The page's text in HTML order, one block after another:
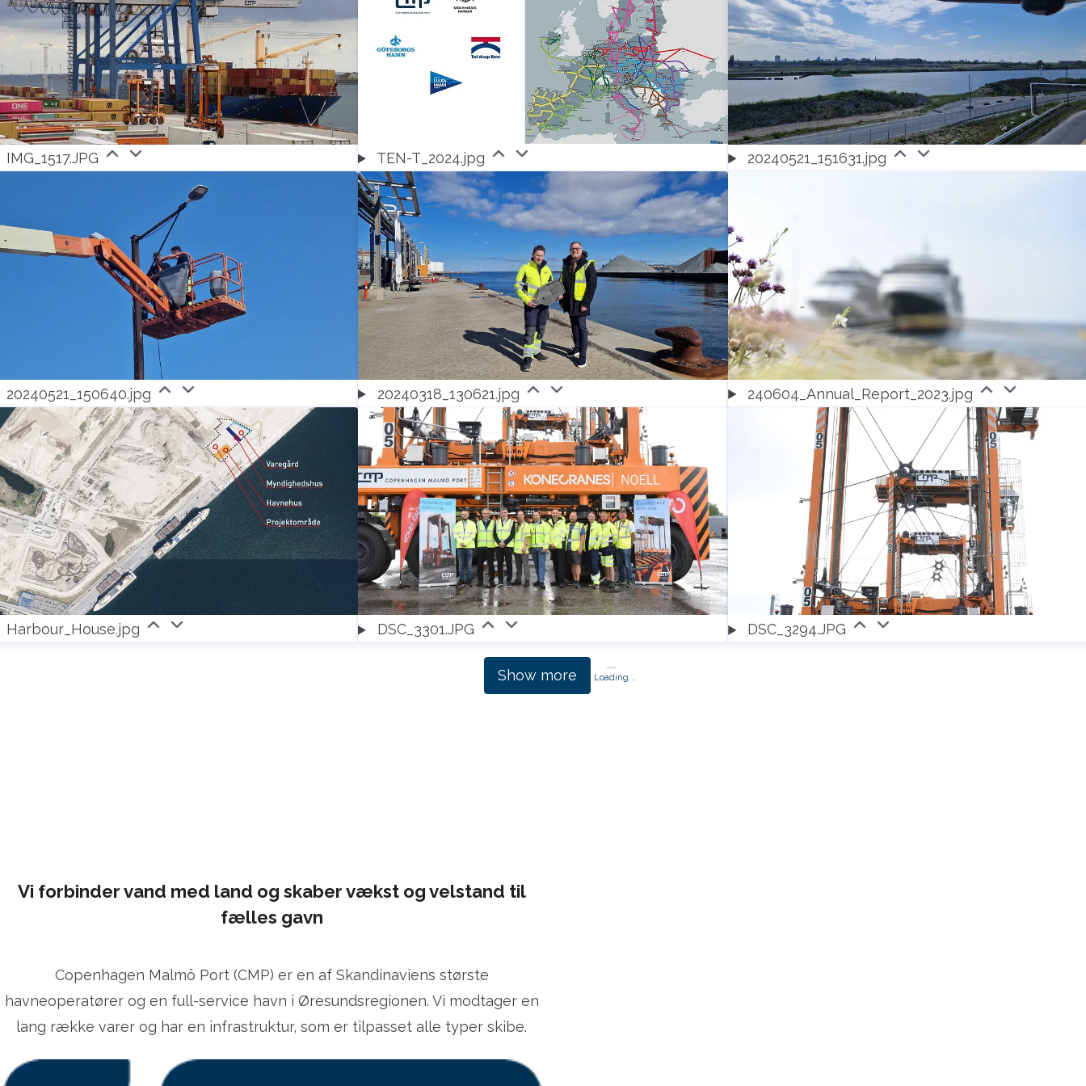
IMG_1517.JPG TEN-T_2024.jpg 20240521_151631.jpg
20240521_150640.jpg 20240318_130621.jpg 240604_Annual_Report_2023.jpg
Harbour_House.jpg DSC_3301.JPG DSC_3294.JPG
Show more Loading...
Vi forbinder vand med land og skaber vækst og velstand til
fælles gavn
Copenhagen Malmö Port (CMP) er en af Skandinaviens største
havneoperatører og en full-service havn i Øresundsregionen. Vi modtager en
lang række varer og har en infrastruktur, som er tilpasset alle typer skibe.